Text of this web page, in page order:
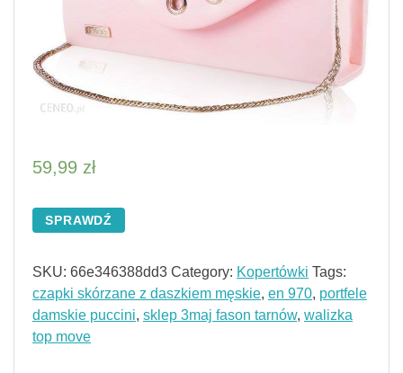
59,99 zł
SPRAWDŹ
SKU: 66e346388dd3 Category: Kopertówki Tags:
czapki skórzane z daszkiem męskie, en 970, portfele
damskie puccini, sklep 3maj fason tarnów, walizka
top move